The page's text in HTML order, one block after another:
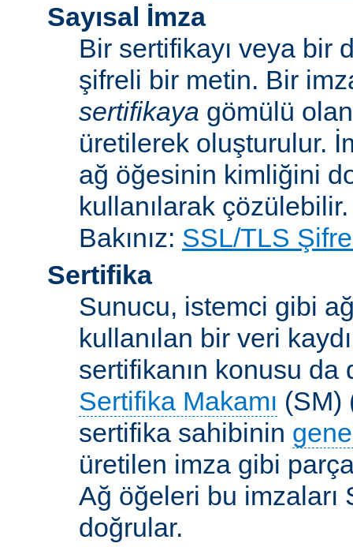
Sayısal İmza
Bir sertifikayı veya bir
şifreli bir metin. Bir
sertifikaya gömülü
üretilerek oluşturulur.
ağ öğesinin kimliğini
kullanılarak çözülebilir.
Bakınız: SSL/TLS
Sertifika
Sunucu, istemci gibi
kullanılan bir veri
sertifikanın konusu da
Sertifika Makamı (SM)
sertifika sahibinin
üretilen imza gibi
Ağ öğeleri bu imzaları
doğrular.